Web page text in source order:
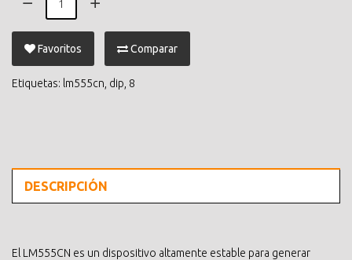
Favoritos Comparar
Etiquetas: lm555cn dip 8
DESCRIPCIÓN
El LM555CN es un dispositivo altamente estable para generar